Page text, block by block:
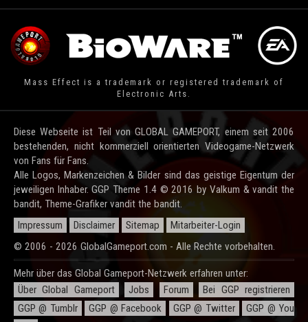
Mass Effect is a trademark or registered trademark of
Electronic Arts.
Diese Webseite ist Teil von GLOBAL GAMEPORT, einem seit 2006
bestehenden, nicht kommerziell orientierten Videogame-Netzwerk
von Fans für Fans.
Alle Logos, Markenzeichen & Bilder sind das geistige Eigentum der
jeweiligen Inhaber. GGP Theme 1.4 © 2016 by Valkum & vandit the
bandit, Theme-Grafiker vandit the bandit.
Impressum
Disclaimer Sitemap
Mitarbeiter-Login
© 2006 - 2026 GlobalGameport.com - Alle Rechte vorbehalten.
Mehr über das Global Gameport-Netzwerk erfahren unter:
Über Global Gameport
Jobs Forum
Bei GGP registrieren
GGP @ Tumblr
GGP @ Facebook GGP @ Twitter
GGP @ You